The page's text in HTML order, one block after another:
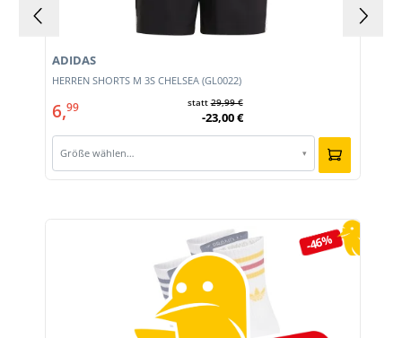
HERREN SHORTS M 3S CHELSEA (GL0022)
ADIDAS
6,99 statt29,99 €
-23,00 €
Größe wählen… ▾
-46%